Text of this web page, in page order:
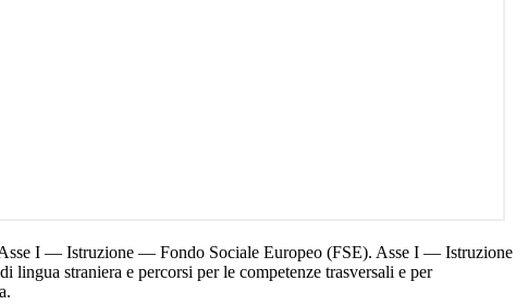
I — Istruzione — Fondo Sociale Europeo (FSE). Asse I — Istruzione
straniera e percorsi per le competenze trasversali e per